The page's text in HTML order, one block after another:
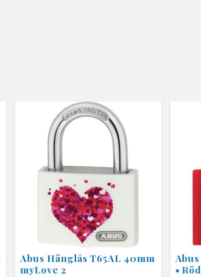
Abus Hänglås T65AL 40mm
myLove 2
• Röd